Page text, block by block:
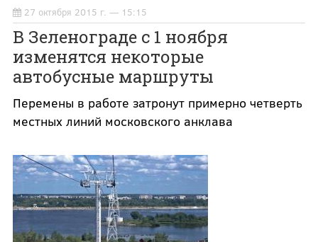
27 октября 2015 г. — 15:15
В Зеленограде с 1 ноября
изменятся некоторые
автобусные маршруты
Перемены в работе затронут примерно четверть
местных линий московского анклава